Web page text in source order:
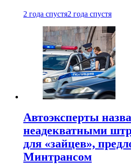
2 года спустя2 года спустя
Автоэксперты
неадекватными
для «зайцев»,
Минтрансом